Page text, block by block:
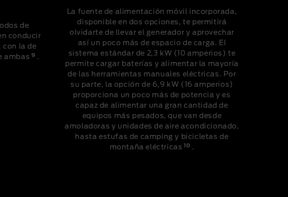
de
conducir
con la de
ambas 9 .
La fuente de alimentación móvil incorporada,
disponible en dos opciones, te permitirá
olvidarte de llevar el generador y aprovechar
así un poco más de espacio de carga. El
sistema estándar de 2,3 kW (10 amperios) te
permite cargar baterías y alimentar la mayoría
de las herramientas manuales eléctricas. Por
su parte, la opción de 6,9 kW (16 amperios)
proporciona un poco más de potencia y es
capaz de alimentar una gran cantidad de
equipos más pesados, que van desde
amoladoras y unidades de aire acondicionado,
hasta estufas de camping y bicicletas de
montaña eléctricas 10 .